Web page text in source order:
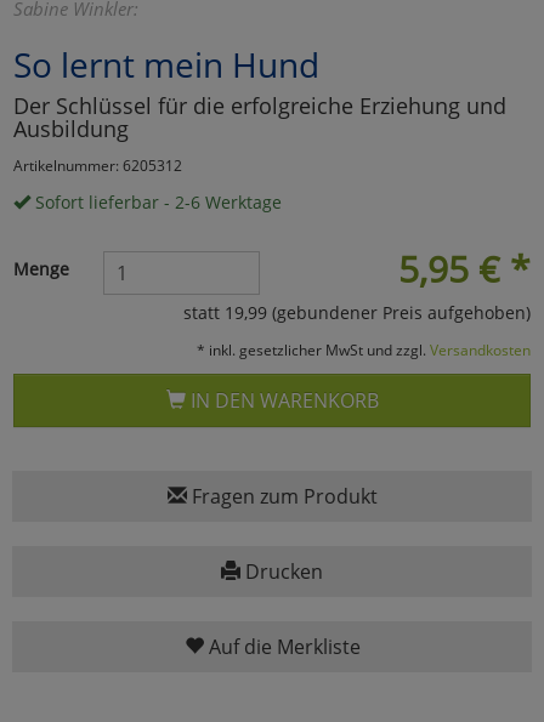
Sabine Winkler:
So lernt mein Hund
Der Schlüssel für die erfolgreiche Erziehung und
Ausbildung
Artikelnummer: 6205312
Sofort lieferbar - 2-6 Werktage
5,95 € *
Menge
statt 19,99 (gebundener Preis aufgehoben)
* inkl. gesetzlicher MwSt und zzgl. Versandkosten
IN DEN WARENKORB
Fragen zum Produkt
Drucken
Auf die Merkliste
Umfragetools
Cookies
Alle Akzeptieren
Cookies
Einstellungen speichern
zurückzu Haupptseite